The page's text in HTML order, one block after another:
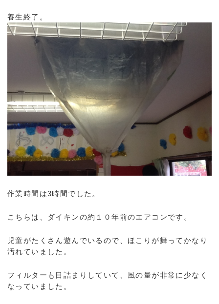
養生終了。
作業時間は3時間でした。
こちらは、ダイキンの約１０年前のエアコンです。
児童がたくさん遊んでいるので、ほこりが舞ってかなり
汚れていました。
フィルターも目詰まりしていて、風の量が非常に少なく
なっていました。